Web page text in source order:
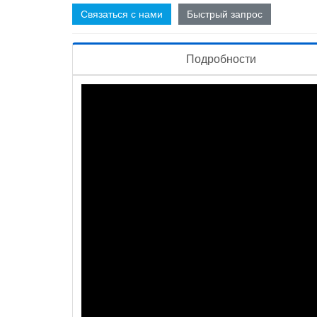
Связаться с нами Быстрый запрос
Подробности